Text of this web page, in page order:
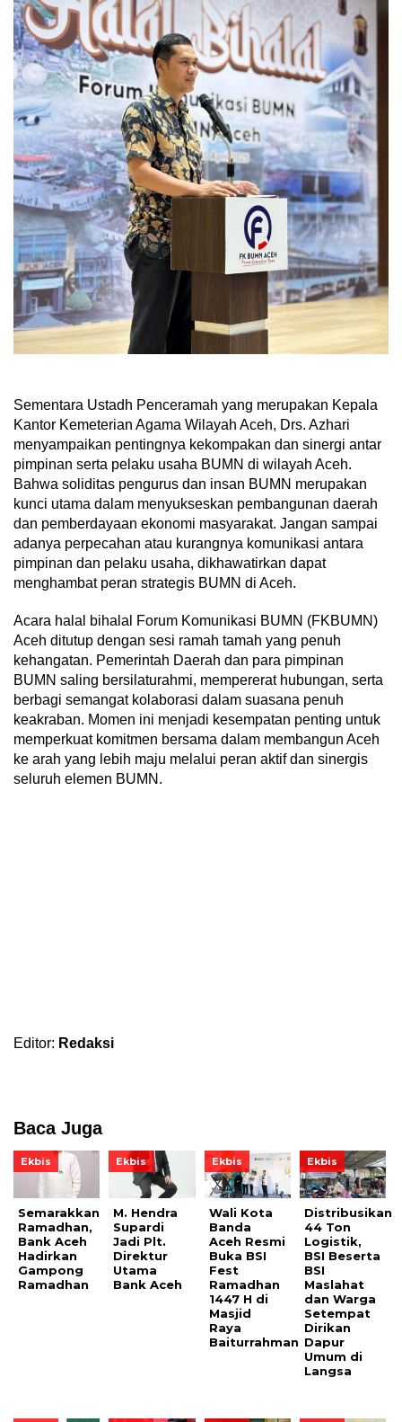
Sementara Ustadh Penceramah yang merupakan Kepala
Kantor Kemeterian Agama Wilayah Aceh, Drs. Azhari
menyampaikan pentingnya kekompakan dan sinergi antar
pimpinan serta pelaku usaha BUMN di wilayah Aceh.
Bahwa soliditas pengurus dan insan BUMN merupakan
kunci utama dalam menyukseskan pembangunan daerah
dan pemberdayaan ekonomi masyarakat. Jangan sampai
adanya perpecahan atau kurangnya komunikasi antara
pimpinan dan pelaku usaha, dikhawatirkan dapat
menghambat peran strategis BUMN di Aceh.
Acara halal bihalal Forum Komunikasi BUMN (FKBUMN)
Aceh ditutup dengan sesi ramah tamah yang penuh
kehangatan. Pemerintah Daerah dan para pimpinan
BUMN saling bersilaturahmi, mempererat hubungan, serta
berbagi semangat kolaborasi dalam suasana penuh
keakraban. Momen ini menjadi kesempatan penting untuk
memperkuat komitmen bersama dalam membangun Aceh
ke arah yang lebih maju melalui peran aktif dan sinergis
seluruh elemen BUMN.
Editor: Redaksi
Baca Juga
Ekbis
Semarakkan
Ramadhan,
Bank Aceh
Hadirkan
Gampong
Ramadhan
Ekbis
M. Hendra
Supardi
Jadi Plt.
Direktur
Utama
Bank Aceh
Ekbis
Wali Kota
Banda
Aceh Resmi
Buka BSI
Fest
Ramadhan
1447 H di
Masjid
Raya
Baiturrahman
Ekbis
Distribusikan
44 Ton
Logistik,
BSI Beserta
BSI
Maslahat
dan Warga
Setempat
Dirikan
Dapur
Umum di
Langsa